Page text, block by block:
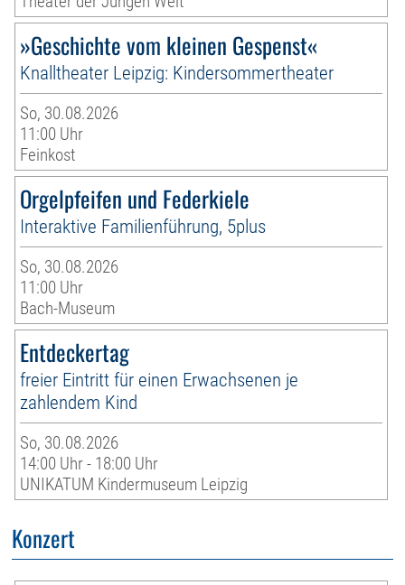
»Geschichte vom kleinen Gespenst«
Knalltheater Leipzig: Kindersommertheater
So, 30.08.2026
11:00 Uhr
Feinkost
Orgelpfeifen und Federkiele
Interaktive Familienführung, 5plus
So, 30.08.2026
11:00 Uhr
Bach-Museum
Entdeckertag
freier Eintritt für einen Erwachsenen je
zahlendem Kind
So, 30.08.2026
14:00 Uhr - 18:00 Uhr
UNIKATUM Kindermuseum Leipzig
Konzert